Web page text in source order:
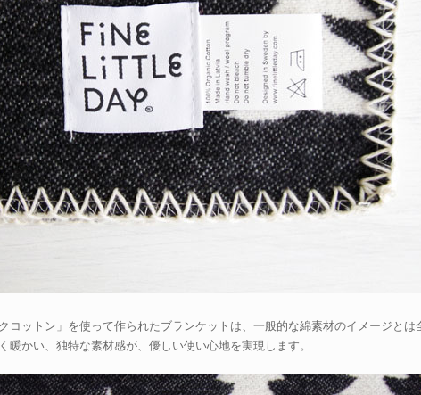
コットン」を使って作られたブランケットは、一般的な綿素材のイメージとは
暖かい、独特な素材感が、優しい使い心地を実現します。